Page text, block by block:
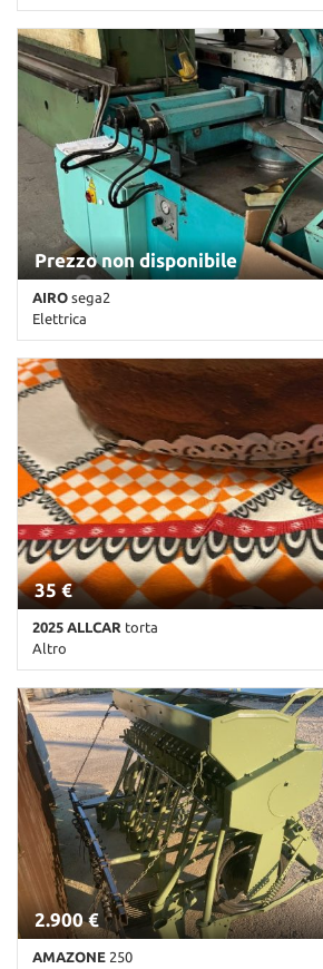
Km non disponibile • Cambio Altro •
Prezzo non disponibile
AIRO sega2
Elettrica
Km non disponibile • Cambio Altro •
35 €
2025 ALLCAR torta
Altro
1 Km • Cambio Manuale • Antracite pastello
2.900 €
AMAZONE 250